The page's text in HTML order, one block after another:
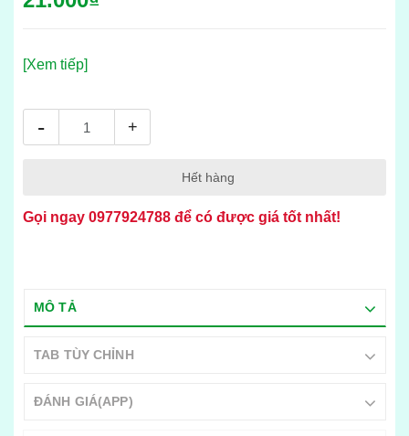
[Xem tiếp]
- +
Hết hàng
Gọi ngay 0977924788 để có được giá tốt nhất!
MÔ TẢ
TAB TÙY CHỈNH
ĐÁNH GIÁ(APP)